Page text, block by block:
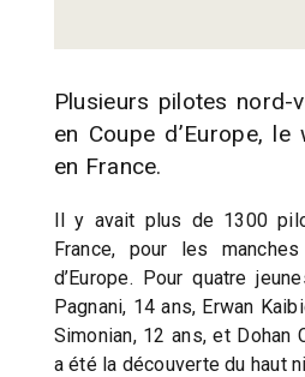
Plusieurs pilotes nord-
en Coupe d’Europe, le
en France.
Il y avait plus de 1300
France, pour les
d’Europe. Pour quatre
Pagnani, 14 ans, Erwan
Simonian, 12 ans, et Dohan
a été la découverte du haut